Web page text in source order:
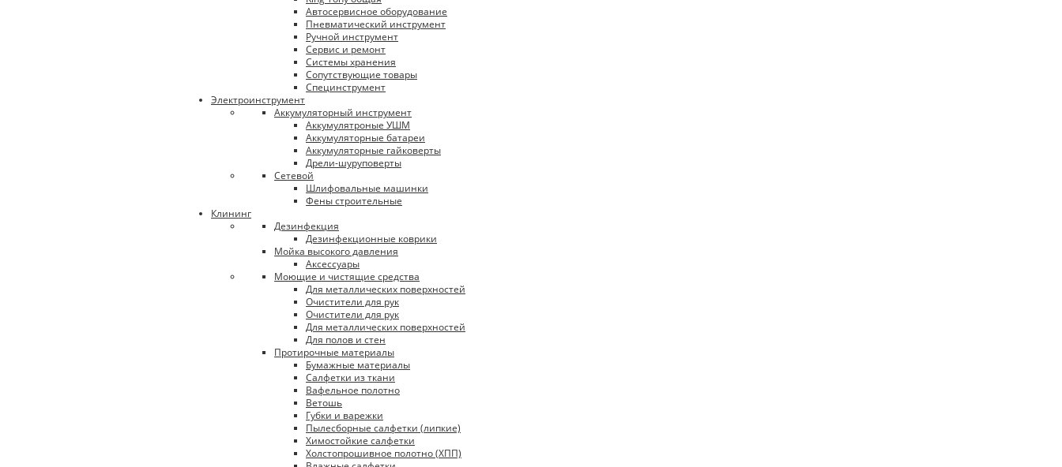
Автосервисное оборудование
Пневматический инструмент
Ручной инструмент
Сервис и ремонт
Системы хранения
Сопутствующие товары
Специнструмент
Электроинструмент
Аккумуляторный инструмент
Аккумулятроные УШМ
Аккумуляторные батареи
Аккумуляторные гайковерты
Дрели-шуруповерты
Сетевой
Шлифовальные машинки
Фены строительные
Клининг
Дезинфекция
Дезинфекционные коврики
Мойка высокого давления
Аксессуары
Моющие и чистящие средства
Для металлических поверхностей
Очистители для рук
Очистители для рук
Для металлических поверхностей
Для полов и стен
Протирочные материалы
Бумажные материалы
Салфетки из ткани
Вафельное полотно
Ветошь
Губки и варежки
Пылесборные салфетки (липкие)
Химостойкие салфетки
Холстопрошивное полотно (ХПП)